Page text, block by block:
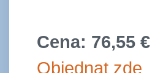
Cena: 76,55 €
Objednat zde